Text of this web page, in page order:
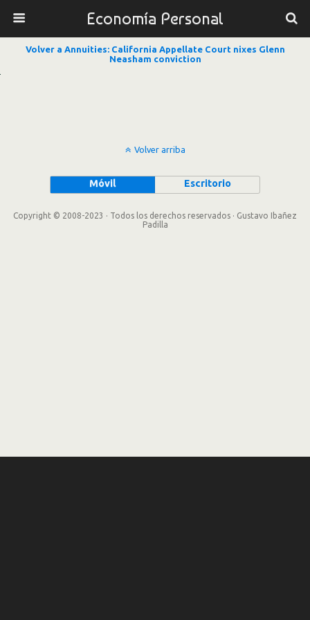
Economía Personal
Volver a Annuities: California Appellate Court nixes Glenn
Neasham conviction
Volver arriba
Móvil Escritorio
Copyright © 2008-2023 · Todos los derechos reservados · Gustavo Ibañez
Padilla